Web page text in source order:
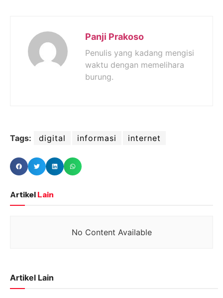
Panji Prakoso
Penulis yang kadang mengisi
waktu dengan memelihara
burung.
Tags: digital informasi internet
Artikel Lain
No Content Available
Artikel Lain